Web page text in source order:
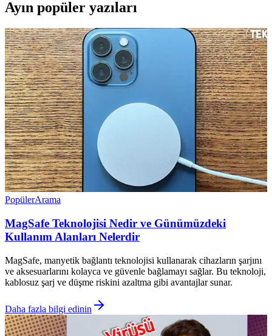
Ayın popüler yazıları
PopülerArama
MagSafe Teknolojisi Nedir ve Günümüzdeki
Kullanım Alanları Nelerdir
MagSafe, manyetik bağlantı teknolojisi kullanarak cihazların şarjını
ve aksesuarlarını kolayca ve güvenle bağlamayı sağlar. Bu teknoloji,
kablosuz şarj ve düşme riskini azaltma gibi avantajlar sunar.
Daha fazla bilgi edinin